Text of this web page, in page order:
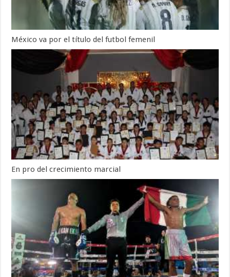
México va por el título del futbol femenil
En pro del crecimiento marcial